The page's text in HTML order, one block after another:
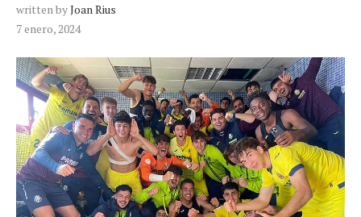
written byJoan Rius
7 enero, 2024